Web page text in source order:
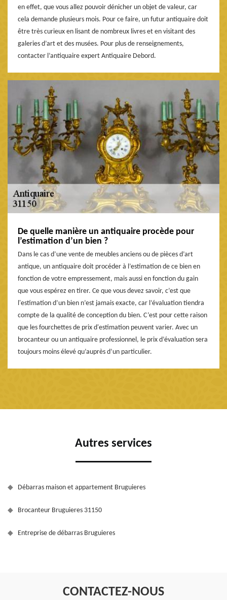
en effet, que vous allez pouvoir dénicher un objet de valeur, car
cela demande plusieurs mois. Pour ce faire, un futur antiquaire doit
être très curieux en lisant de nombreux livres et en visitant des
galeries d’art et des musées. Pour plus de renseignements,
contacter l’antiquaire expert Antiquaire Debord.
De quelle manière un antiquaire procède pour
l’estimation d’un bien ?
Dans le cas d’une vente de meubles anciens ou de pièces d’art
antique, un antiquaire doit procéder à l’estimation de ce bien en
fonction de votre empressement, mais aussi en fonction du gain
que vous espérez en tirer. Ce que vous devez savoir, c’est que
l'estimation d’un bien n’est jamais exacte, car l’évaluation tiendra
compte de la qualité de conception du bien. C’est pour cette raison
que les fourchettes de prix d'estimation peuvent varier. Avec un
brocanteur ou un antiquaire professionnel, le prix d’évaluation sera
toujours moins élevé qu’auprès d’un particulier.
Autres services
Débarras maison et appartement Bruguieres
Brocanteur Bruguieres 31150
Entreprise de débarras Bruguieres
CONTACTEZ-NOUS